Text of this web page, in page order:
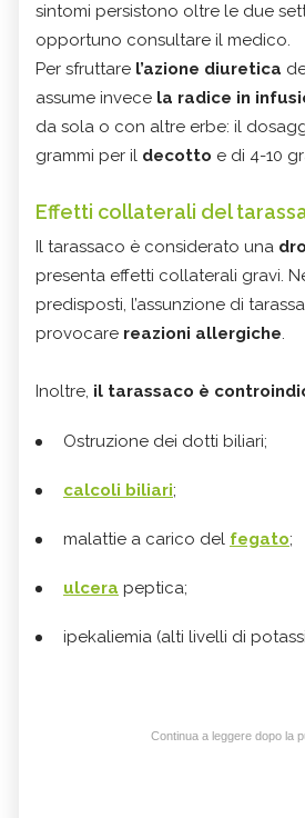
sintomi persistono oltre le due
opportuno consultare il medico.
Per sfruttare l’azione diuretica
assume invece la radice in
da sola o con altre erbe: il
grammi per il decotto e di 4-10
Effetti collaterali del
Il tarassaco è considerato una
presenta effetti collaterali gravi.
predisposti, l’assunzione di
provocare reazioni allergiche.
Inoltre, il tarassaco è
Ostruzione dei dotti biliari;
calcoli biliari;
malattie a carico del fegato;
ulcera peptica;
ipekaliemia (alti livelli di
Continua a leggere dopo la